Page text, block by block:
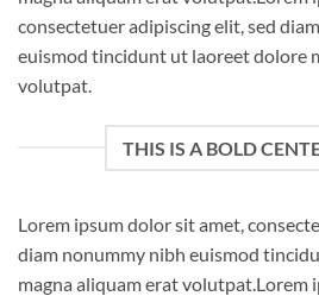
consectetuer adipiscing elit, sed
euismod tincidunt ut laoreet dolore
volutpat.
THIS IS A BOLD
Lorem ipsum dolor sit amet,
diam nonummy nibh euismod
magna aliquam erat volutpat.Lorem